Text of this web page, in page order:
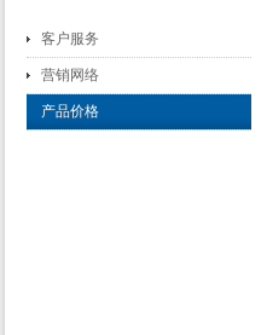
客户服务
营销网络
产品价格